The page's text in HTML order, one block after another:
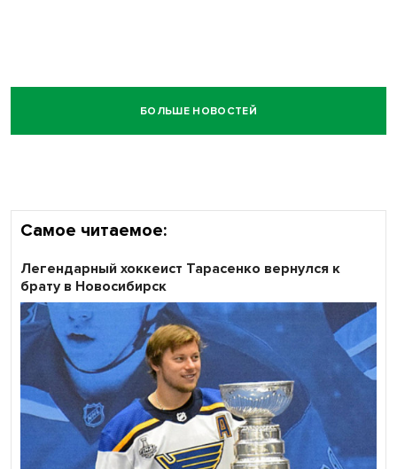
БОЛЬШЕ НОВОСТЕЙ
Самое читаемое:
Легендарный хоккеист Тарасенко вернулся к
брату в Новосибирск